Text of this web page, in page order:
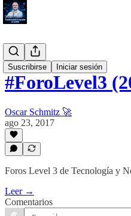
Suscribirse Iniciar sesión
#Blog
#ForoLevel3
Oscar Schmitz 🚀
ago 23, 2017
Foros Level 3 de Tecnología y
Leer →
Comentarios